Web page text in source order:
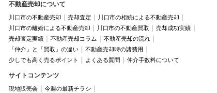
不動産売却について
川口市の不動産売却 売却査定
川口市の相続による不動産売却
川口市の離婚による不動産売却
川口市の不動産買取
売却成功実績
売却査定実績
不動産売却コラム
不動産売却の流れ
「仲介」と「買取」の違い
不動産売却時の諸費用
少しでも高く売るポイント
よくある質問 仲介手数料について
サイトコンテンツ
現地販売会
今週の最新チラシ